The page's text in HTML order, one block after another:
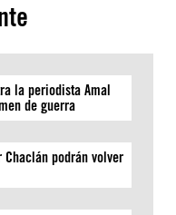
la periodista Amal
de guerra
Chaclán podrán volver